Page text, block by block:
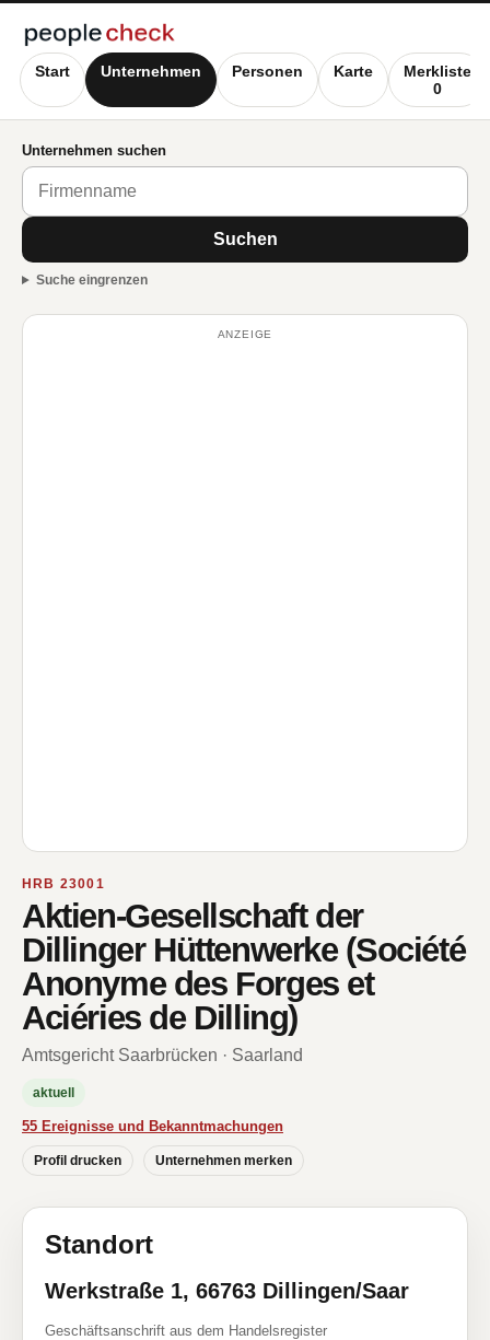
Start Unternehmen Personen Karte
Merkliste
0
Unternehmen suchen
Suchen
Suche eingrenzen
ANZEIGE
HRB 23001
Aktien-Gesellschaft der
Dillinger Hüttenwerke (Société
Anonyme des Forges et
Aciéries de Dilling)
Amtsgericht Saarbrücken · Saarland
aktuell
55 Ereignisse und Bekanntmachungen
Profil drucken Unternehmen merken
Standort
Werkstraße 1, 66763 Dillingen/Saar
Geschäftsanschrift aus dem Handelsregister